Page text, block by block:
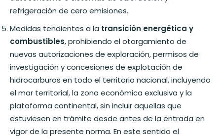
refrigeración de cero emisiones.
Medidas tendientes a la transición energética y
combustibles, prohibiendo el otorgamiento de
nuevas autorizaciones de exploración, permisos de
investigación y concesiones de explotación de
hidrocarburos en todo el territorio nacional, incluyendo
el mar territorial, la zona económica exclusiva y la
plataforma continental, sin incluir aquellas que
estuviesen en trámite desde antes de la entrada en
vigor de la presente norma. En este sentido el